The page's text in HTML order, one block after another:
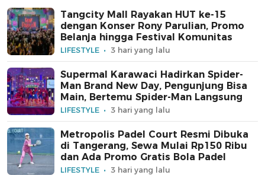
Tangcity Mall Rayakan HUT ke-15
dengan Konser Rony Parulian, Promo
Belanja hingga Festival Komunitas
LIFESTYLE 3 hari yang lalu
Supermal Karawaci Hadirkan Spider-
Man Brand New Day, Pengunjung Bisa
Main, Bertemu Spider-Man Langsung
LIFESTYLE 3 hari yang lalu
Metropolis Padel Court Resmi Dibuka
di Tangerang, Sewa Mulai Rp150 Ribu
dan Ada Promo Gratis Bola Padel
LIFESTYLE 3 hari yang lalu